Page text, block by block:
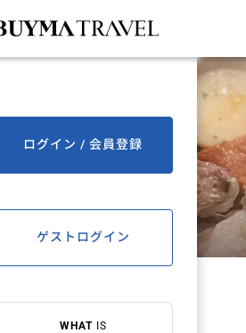
ログイン / 会員登録
ゲストログイン
WHAT IS